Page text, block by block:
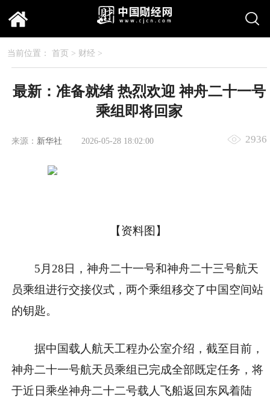
当前位置： 首页 > 财经>
最新：准备就绪 热烈欢迎 神舟二十一号
乘组即将回家
来源： 新华社 2026-05-28 18:02:00 2936
【资料图】
5月28日，神舟二十一号和神舟二十三号航天
员乘组进行交接仪式，两个乘组移交了中国空间站
的钥匙。
据中国载人航天工程办公室介绍，截至目前，
神舟二十一号航天员乘组已完成全部既定任务，将
于近日乘坐神舟二十二号载人飞船返回东风着陆